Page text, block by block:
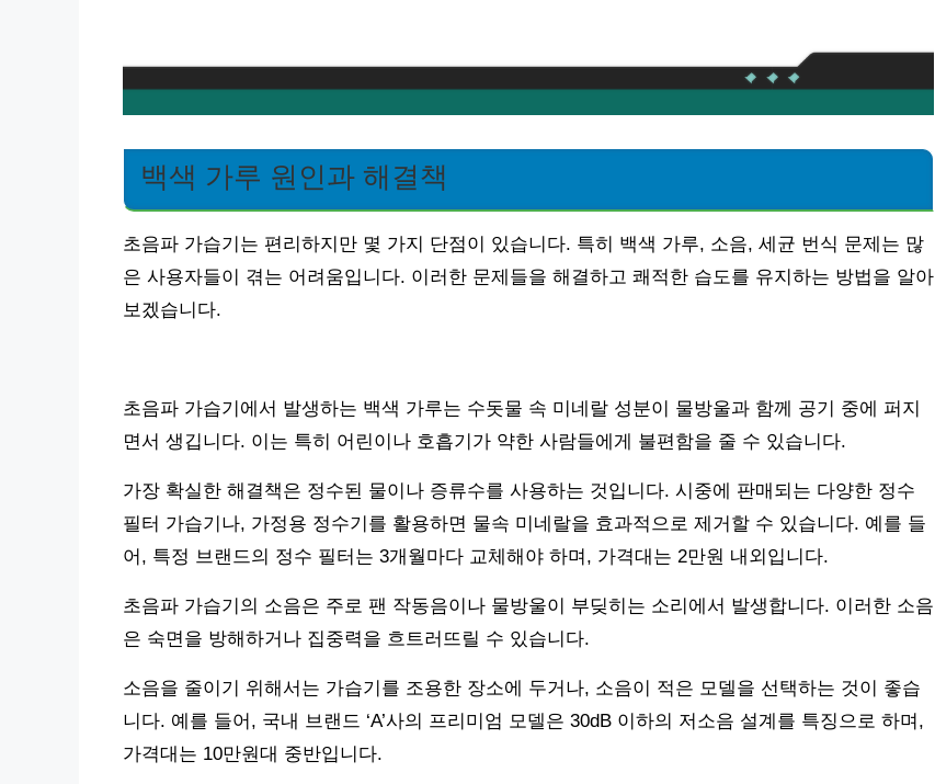
백색 가루 원인과 해결책
초음파 가습기는 편리하지만 몇 가지 단점이 있습니다. 특히 백색 가루, 소음, 세균 번식 문제는 많
은 사용자들이 겪는 어려움입니다. 이러한 문제들을 해결하고 쾌적한 습도를 유지하는 방법을 알아
보겠습니다.
초음파 가습기에서 발생하는 백색 가루는 수돗물 속 미네랄 성분이 물방울과 함께 공기 중에 퍼지
면서 생깁니다. 이는 특히 어린이나 호흡기가 약한 사람들에게 불편함을 줄 수 있습니다.
가장 확실한 해결책은 정수된 물이나 증류수를 사용하는 것입니다. 시중에 판매되는 다양한 정수
필터 가습기나, 가정용 정수기를 활용하면 물속 미네랄을 효과적으로 제거할 수 있습니다. 예를 들
어, 특정 브랜드의 정수 필터는 3개월마다 교체해야 하며, 가격대는 2만원 내외입니다.
초음파 가습기의 소음은 주로 팬 작동음이나 물방울이 부딪히는 소리에서 발생합니다. 이러한 소음
은 숙면을 방해하거나 집중력을 흐트러뜨릴 수 있습니다.
소음을 줄이기 위해서는 가습기를 조용한 장소에 두거나, 소음이 적은 모델을 선택하는 것이 좋습
니다. 예를 들어, 국내 브랜드 ‘A’사의 프리미엄 모델은 30dB 이하의 저소음 설계를 특징으로 하며,
가격대는 10만원대 중반입니다.